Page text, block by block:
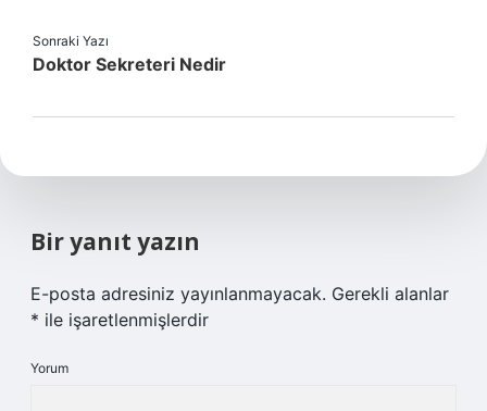
Sonraki Yazı
Doktor Sekreteri Nedir
Bir yanıt yazın
E-posta adresiniz yayınlanmayacak. Gerekli alanlar
* ile işaretlenmişlerdir
Yorum